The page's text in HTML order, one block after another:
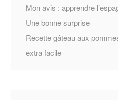
Mon avis : apprendre
Une bonne surprise
Recette gâteau aux
extra facile